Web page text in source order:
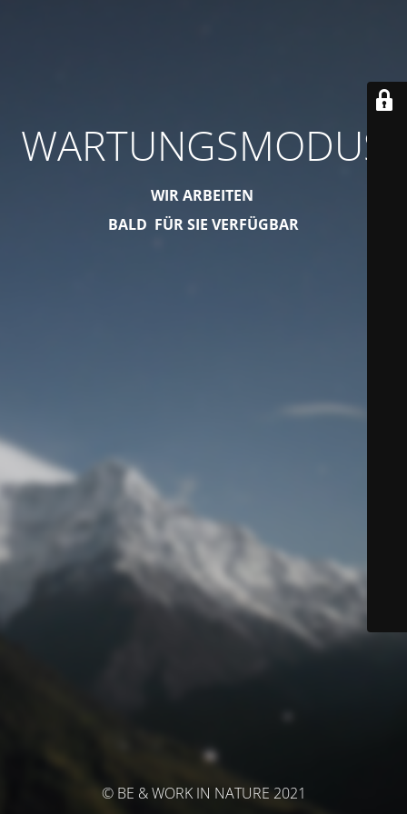
WARTUNGSMODUS
WIR ARBEITEN
BALD FÜR SIE VERFÜGBAR
© BE & WORK IN NATURE 2021